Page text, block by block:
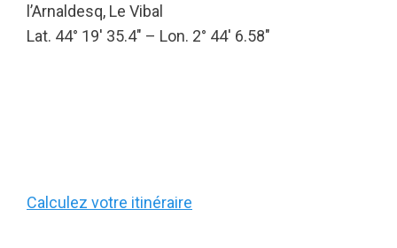
l’Arnaldesq, Le Vibal
Lat. 44° 19′ 35.4″ – Lon. 2° 44′ 6.58″
Calculez votre itinéraire